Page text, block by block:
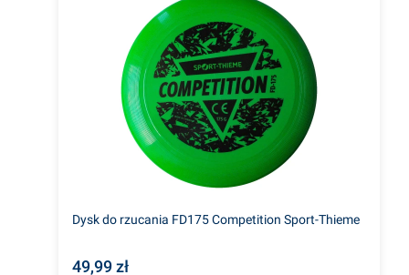
Dysk do rzucania FD175 Competition Sport-Thieme
49,99 zł